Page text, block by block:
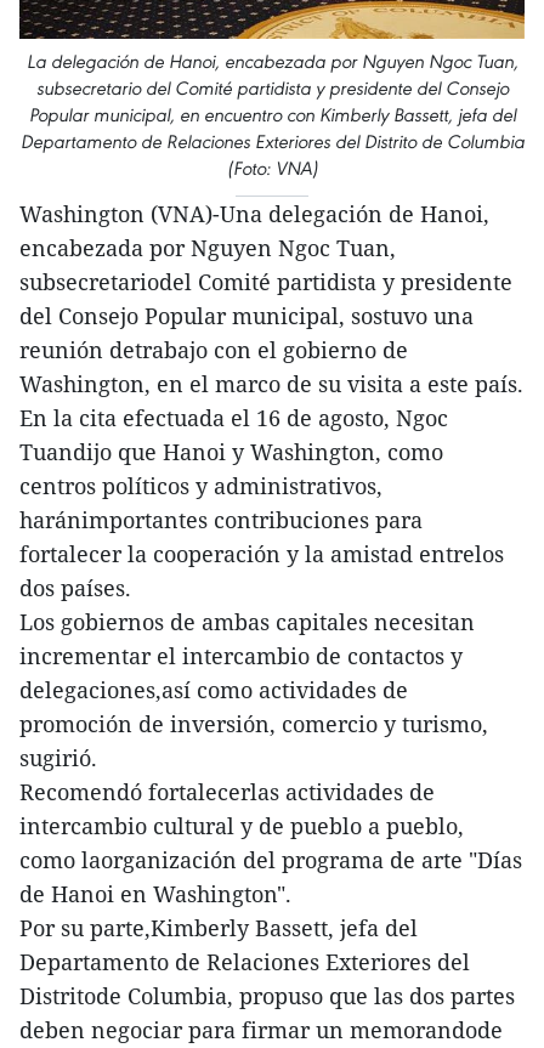
La delegación de Hanoi, encabezada por Nguyen Ngoc Tuan,
subsecretario del Comité partidista y presidente del Consejo
Popular municipal, en encuentro con Kimberly Bassett, jefa del
Departamento de Relaciones Exteriores del Distrito de Columbia
(Foto: VNA)
Washington (VNA)-Una delegación de Hanoi,
encabezada por Nguyen Ngoc Tuan,
subsecretariodel Comité partidista y presidente
del Consejo Popular municipal, sostuvo una
reunión detrabajo con el gobierno de
Washington, en el marco de su visita a este país.
En la cita efectuada el 16 de agosto, Ngoc
Tuandijo que Hanoi y Washington, como
centros políticos y administrativos,
haránimportantes contribuciones para
fortalecer la cooperación y la amistad entrelos
dos países.
Los gobiernos de ambas capitales necesitan
incrementar el intercambio de contactos y
delegaciones,así como actividades de
promoción de inversión, comercio y turismo,
sugirió.
Recomendó fortalecerlas actividades de
intercambio cultural y de pueblo a pueblo,
como laorganización del programa de arte "Días
de Hanoi en Washington".
Por su parte,Kimberly Bassett, jefa del
Departamento de Relaciones Exteriores del
Distritode Columbia, propuso que las dos partes
deben negociar para firmar un memorandode